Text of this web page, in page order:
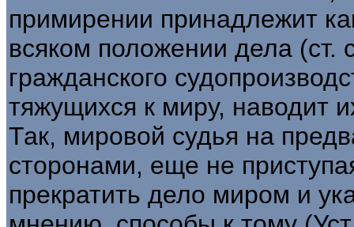
примирении принадлежит
всяком положении дела (ст.
гражданского
тяжущихся к миру, наводит
Так, мировой судья на
сторонами, еще не
прекратить дело миром и